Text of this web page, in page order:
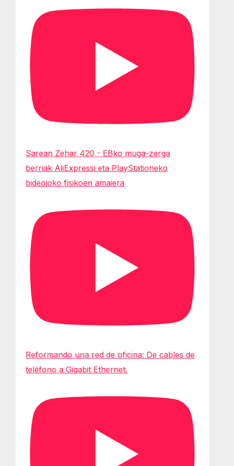
Sarean Zehar 420 - EBko muga-zerga
berriak AliExpressi eta PlayStationeko
bideojoko fisikoen amaiera
Reformando una red de oficina: De cables de
teléfono a Gigabit Ethernet.